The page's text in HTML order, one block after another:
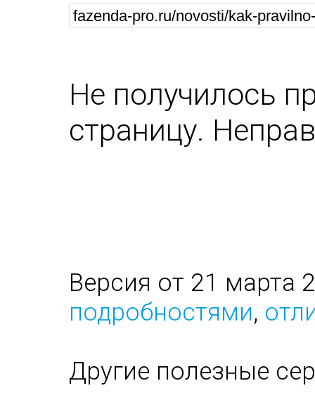
Не получилось
страницу.
Версия от 21 марта
подробностями,
Другие полезные